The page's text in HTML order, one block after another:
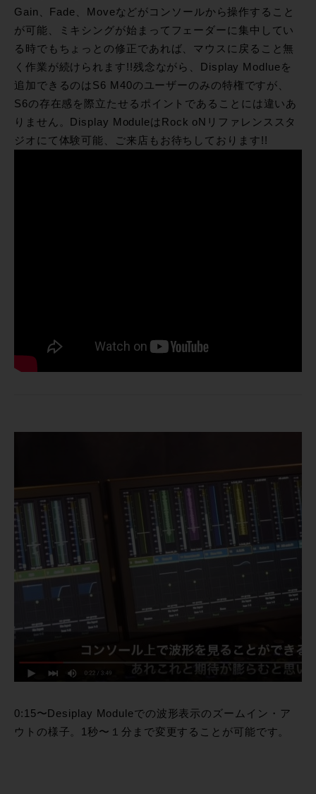
Gain、Fade、Moveなどがコンソールから操作すること
が可能、ミキシングが始まってフェーダーに集中してい
る時でもちょっとの修正であれば、マウスに戻ること無
く作業が続けられます!!残念ながら、Display Modlueを
追加できるのはS6 M40のユーザーのみの特権ですが、
S6の存在感を際立たせるポイントであることには違いあ
りません。Display ModuleはRock oNリファレンススタ
ジオにて体験可能、ご来店もお待ちしております!!
0:15〜Desiplay Moduleでの波形表示のズームイン・ア
ウトの様子。1秒〜１分まで変更することが可能です。